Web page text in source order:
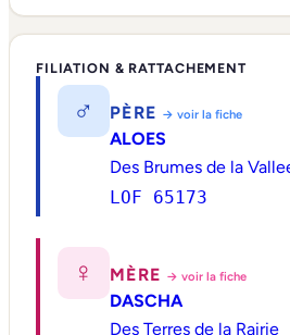
FILIATION & RATTACHEMENT
♂ PÈRE → voir la fiche
ALOES
Des Brumes de la
LOF 65173
♀ MÈRE → voir la fiche
DASCHA
Des Terres de la Rairie